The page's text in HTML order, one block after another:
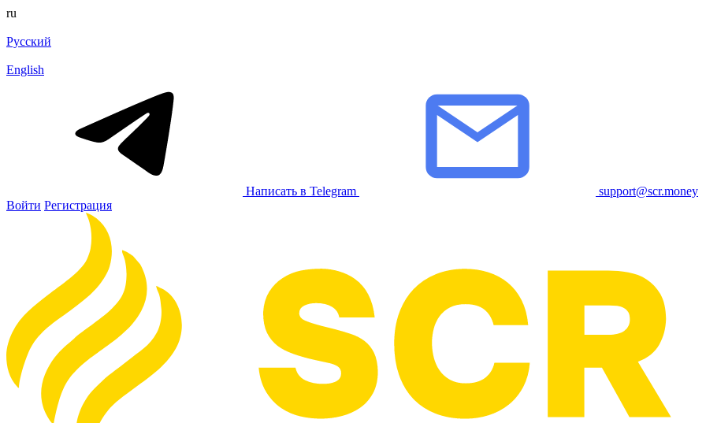
ru
Русский
English
Написать в Telegram
support@scr.money
Войти Регистрация